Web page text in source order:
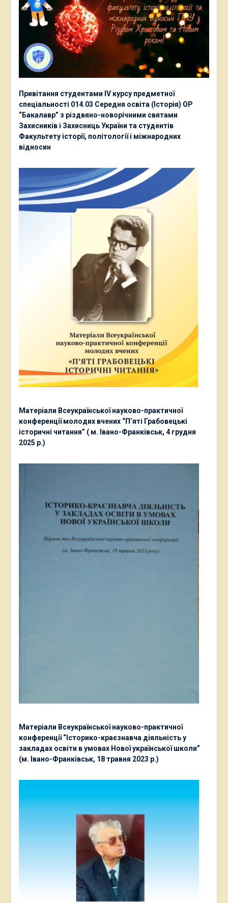
Привітання студентами ІV курсу предметної
спеціальності 014.03 Середня освіта (Історія) ОР
“Бакалавр” з різдвяно-новорічними святами
Захисників і Захисниць України та студентів
Факультету історії, політології і міжнародних
відносин
Матеріали Всеукраїнської науково-практичної
конференції молодих вчених “П’яті Грабовецькі
історичні читання” ( м. Івано-Франківськ, 4 грудня
2025 р.)
Матеріали Всеукраїнської науково-практичної
конференції “Історико-краєзнавча діяльність у
закладах освіти в умовах Нової української школи”
(м. Івано-Франківськ, 18 травня 2023 р.)